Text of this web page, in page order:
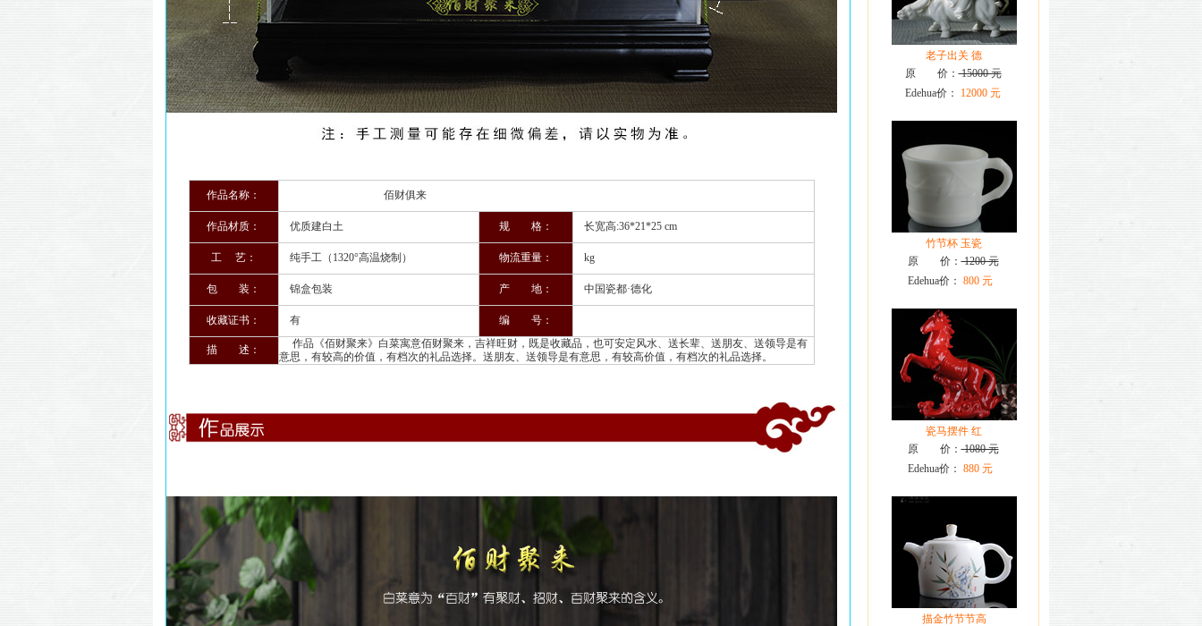
作品名称： 佰财俱来
作品材质： 优质建白土 规 格： 长宽高:36*21*25 cm
工 艺： 纯手工（1320°高温烧制） 物流重量： kg
包 装： 锦盒包装 产 地： 中国瓷都·德化
收藏证书： 有 编 号：
描 述：
作品《佰财聚来》白菜寓意佰财聚来，吉祥旺财，既是收藏品，也可安定风水、送长辈、送朋友、送领导是有
意思，有较高的价值，有档次的礼品选择。送朋友、送领导是有意思，有较高价值，有档次的礼品选择。
老子出关 德
原 价：15000 元
Edehua价：
12000 元
竹节杯 玉瓷
原 价：1200 元
Edehua价： 800 元
瓷马摆件 红
原 价：1080 元
Edehua价： 880 元
描金竹节节高